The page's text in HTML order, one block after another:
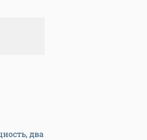
два